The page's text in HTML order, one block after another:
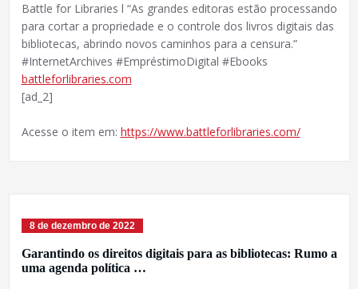
Battle for Libraries l “As grandes editoras estão processando
para cortar a propriedade e o controle dos livros digitais das
bibliotecas, abrindo novos caminhos para a censura.”
#InternetArchives #EmpréstimoDigital #Ebooks
battleforlibraries.com
[ad_2]
Acesse o item em: https://www.battleforlibraries.com/
8 de dezembro de 2022
Garantindo os direitos digitais para as bibliotecas: Rumo a
uma agenda política …